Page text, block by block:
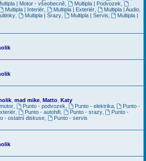
| Motor - všeobecně, Multipla | Podvozek
Multipla | Interiér, Multipla | Exteriér, Multipla | Audio,
, Multipla | Srazy, Multipla | Servis
Multipla |
mad mike Matto Katy
, Punto - podvozek Punto - elektrika,
Punto -
, Punto - autohifi, Punto - srazy,
Punto -
- ostatní diskuse,
Punto - servis